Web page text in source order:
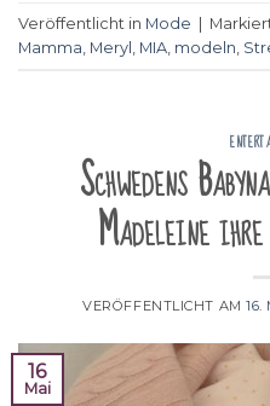
Veröffentlicht in Mode |
Mamma Meryl MIA modeln
Schwedens
Madeleine
VERÖFFENTLICHT AM16.
16
Mai